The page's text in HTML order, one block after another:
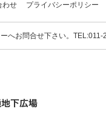
わせ プライバシーポリシー
へお問合せ下さい。